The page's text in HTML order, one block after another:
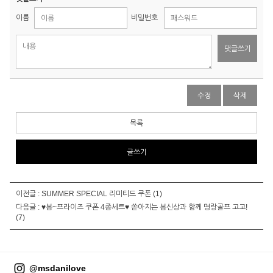
이름 비밀번호
댓글쓰기
수정 삭제
목록
글쓰기
이전글 : SUMMER SPECIAL 리미티드 쿠폰 (1)
다음글 : ♥봄~프라이즈 쿠폰 4종세트♥ 쏟아지는 봄신상과 함께 명랑골프 고고!
(7)
@msdanilove